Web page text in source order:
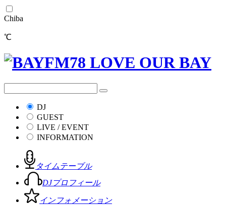
Chiba
℃
DJ
GUEST
LIVE / EVENT
INFORMATION
タイムテーブル
DJプロフィール
インフォメーション